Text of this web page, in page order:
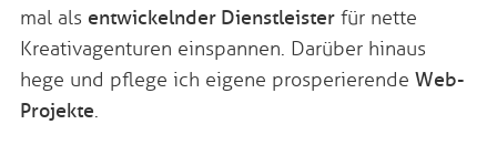
mal als entwickelnder Dienstleisterfür nette
Kreativagenturen einspannen. Darüber hinaus
hege und pflege ich eigene prosperierende Web-
Projekte.